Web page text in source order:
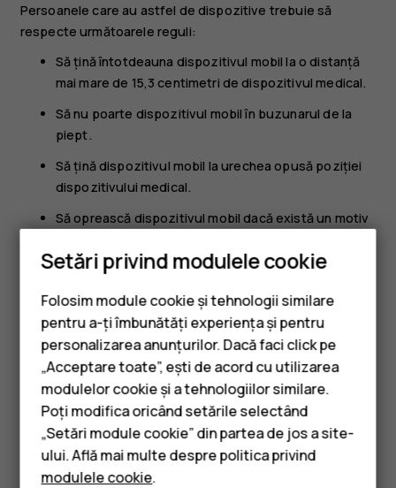
Smartphone-uri
Telefoane clasice
Accesorii
Persoanele care au astfel de dispozitive trebuie să
respecte următoarele reguli:
Să țină întotdeauna dispozitivul mobil la o distanță
mai mare de 15,3 centimetri de dispozitivul medical.
Să nu poarte dispozitivul mobil în buzunarul de la
piept.
Să țină dispozitivul mobil la urechea opusă poziției
dispozitivului medical.
Să oprească dispozitivul mobil dacă există un motiv
Să respecte instrucțiunile producătorului
dispozitivului medical implantat.
Dacă aveți întrebări privind utilizarea dispozitivului dvs.
mobil în apropierea unui dispozitiv medical implantat,
consultați medicul.
Setări privind modulele cookie
Folosim module cookie și tehnologii similare
pentru a-ți îmbunătăți experiența și pentru
personalizarea anunțurilor. Dacă faci click pe
„Acceptare toate”, ești de acord cu utilizarea
modulelor cookie și a tehnologiilor similare.
Poți modifica oricând setările selectând
„Setări module cookie” din partea de jos a site-
ului. Află mai multe despre politica privind
modulele cookie.